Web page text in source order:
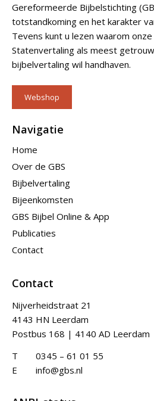
Gereformeerde Bijbelstichting
totstandkoming en het karakter
Tevens kunt u lezen waarom
Statenvertaling als meest
bijbelvertaling wil handhaven.
Webshop
Navigatie
Home
Over de GBS
Bijbelvertaling
Bijeenkomsten
GBS Bijbel Online & App
Publicaties
Contact
Contact
Nijverheidstraat 21
4143 HN Leerdam
Postbus 168 | 4140 AD Leerdam
T
0345 – 61 01 55
E
info@gbs.nl